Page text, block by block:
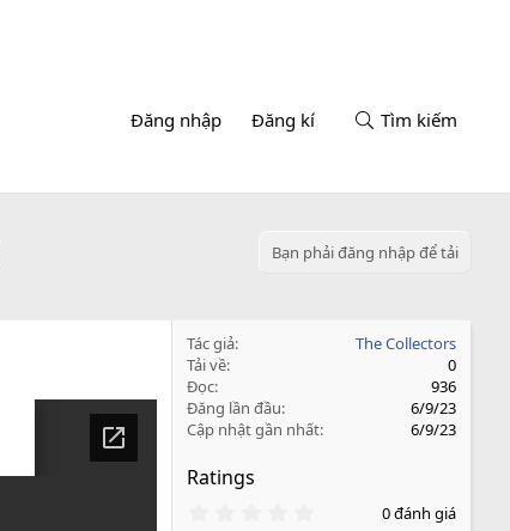
Đăng nhập Đăng kí Tìm kiếm
Bạn phải đăng nhập để tải
Tác giả
The Collectors
Tải về
0
Đọc
936
Đăng lần đầu
6/9/23
Cập nhật gần nhất
6/9/23
Ratings
0 đánh giá